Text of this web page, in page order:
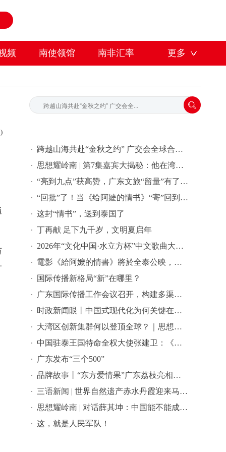
频 南使领馆 南非汇率 更多
跨越山海共赴“金秋之约” 广交会全球合作伙伴签约活动在穗举行
思想耀岭南 | 第7集嘉宾大揭秘：他在湾区批量孵化独角兽企业
“亮到九点”获高赞，广东文旅“留量”有了新密码 | 文旅友好看广东②
“回批”了！当《给阿嬷的情书》“寄”回到故事发生地泰国……
这封“情书”，送到泰国了
丁再献 足下九千岁，文明夏启年
2026年“文化中国·水立方杯”中文歌曲大赛总决赛落幕，选手精彩表现来啦→
電影《給阿嬤的情書》將於全泰公映，導演藍鴻春推薦潮汕美景美食
国际传播新格局“新”在哪里？
广东国际传播工作会议召开，构建多渠道立体式对外传播格局引热议
时政新闻眼丨中国式现代化为何关键在科技现代化？总书记作出战略指引
大湾区创新集群何以登顶全球？｜思想耀岭南
中国驻泰王国特命全权大使张建卫：《给阿嬷的情书》是讲好中国故事的好抓手
广东发布“三个500”
品牌故事丨“东方爱情果”广东荔枝亮相全球农遗遴选答辩会
三语新闻 | 世界自然遗产赤水丹霞迎来马来西亚代表团 ——海外嘉宾点赞世界自然遗产赤水丹霞：这里值得让更多国际游客看见
思想耀岭南 | 对话薛其坤：中国能不能成为世界科学中心？
这，就是人民军队！